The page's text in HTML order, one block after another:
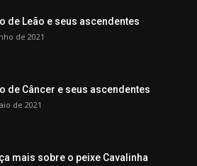
de Leão e seus ascendentes
de 2021
de Câncer e seus ascendentes
de 2021
mais sobre o peixe Cavalinha